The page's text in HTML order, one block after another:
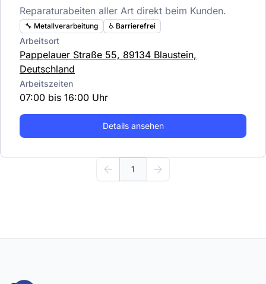
Reparaturabeiten aller Art direkt beim Kunden.
🔧 Metallverarbeitung ♿️ Barrierefrei
Arbeitsort
Pappelauer Straße 55, 89134 Blaustein,
Deutschland
Arbeitszeiten
07:00 bis 16:00 Uhr
Details ansehen
1